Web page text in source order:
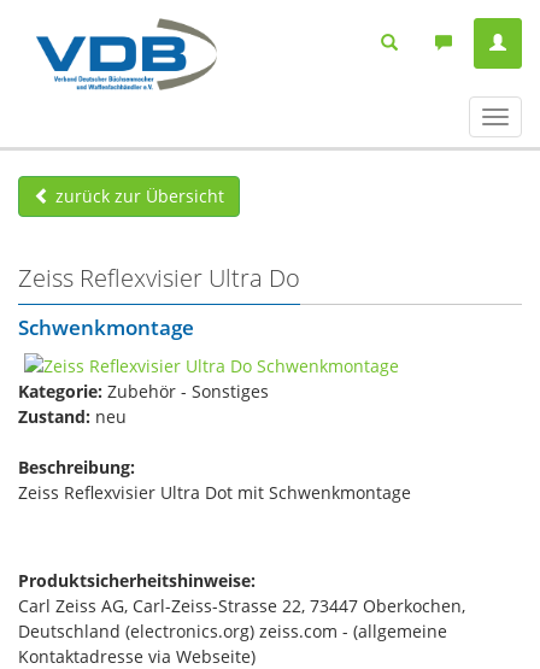
ein-/
zurück zur Übersicht
Zeiss Reflexvisier Ultra Do
Schwenkmontage
Kategorie: Zubehör - Sonstiges
Zustand: neu
Beschreibung:
Zeiss Reflexvisier Ultra Dot mit Schwenkmontage
Produktsicherheitshinweise:
Carl Zeiss AG, Carl-Zeiss-Strasse 22, 73447 Oberkochen,
Deutschland (electronics.org) zeiss.com - (allgemeine
Kontaktadresse via Webseite)